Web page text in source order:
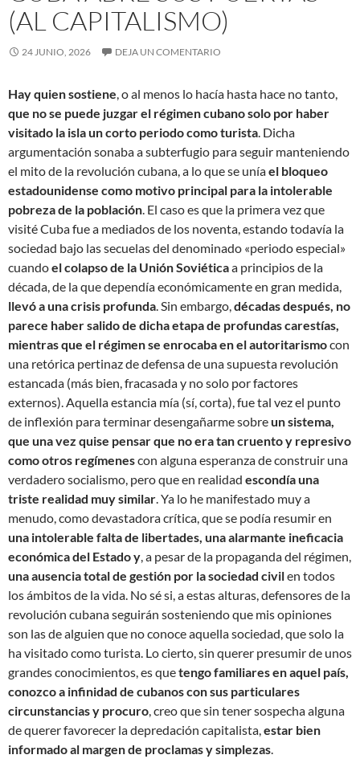
(AL CAPITALISMO)
24 JUNIO, 2026 DEJA UN COMENTARIO
Hay quien sostiene, o al menos lo hacía hasta hace no tanto,
que no se puede juzgar el régimen cubano solo por haber
visitado la isla un corto periodo como turista. Dicha
argumentación sonaba a subterfugio para seguir manteniendo
el mito de la revolución cubana, a lo que se uníael bloqueo
estadounidense como motivo principal para la intolerable
pobreza de la población. El caso es que la primera vez que
visité Cuba fue a mediados de los noventa, estando todavía la
sociedad bajo las secuelas del denominado «periodo especial»
cuandoel colapso de la Unión Soviéticaa principios de la
década, de la que dependía económicamente en gran medida,
llevó a una crisis profunda. Sin embargo,décadas después, no
parece haber salido de dicha etapa de profundas carestías,
mientras que el régimen se enrocaba en el autoritarismocon
una retórica pertinaz de defensa de una supuesta revolución
estancada (más bien, fracasada y no solo por factores
externos). Aquella estancia mía (sí, corta), fue tal vez el punto
de inflexión para terminar desengañarme sobreun sistema,
que una vez quise pensar que no era tan cruento y represivo
como otros regímenescon alguna esperanza de construir una
verdadero socialismo, pero que en realidad escondía una
triste realidad muy similar. Ya lo he manifestado muy a
menudo, como devastadora crítica, que se podía resumir en
una intolerable falta de libertades, una alarmante ineficacia
económica del Estado y, a pesar de la propaganda del régimen,
una ausencia total de gestión por la sociedad civilen todos
los ámbitos de la vida. No sé si, a estas alturas, defensores de la
revolución cubana seguirán sosteniendo que mis opiniones
son las de alguien que no conoce aquella sociedad, que solo la
ha visitado como turista. Lo cierto, sin querer presumir de unos
grandes conocimientos, es quetengo familiares en aquel país,
conozco a infinidad de cubanos con sus particulares
circunstancias y procuro, creo que sin tener sospecha alguna
de querer favorecer la depredación capitalista,estar bien
informado al margen de proclamas y simplezas.